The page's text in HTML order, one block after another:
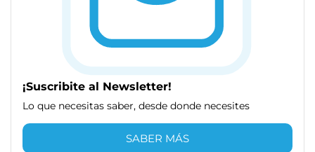
¡Suscribite al Newsletter!
Lo que necesitas saber, desde donde necesites
SABER MÁS